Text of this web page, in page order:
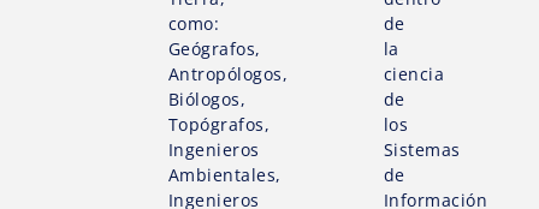
como:
Geógrafos,
Antropólogos,
Biólogos,
Topógrafos,
Ingenieros
Ambientales,
Ingenieros
de
la
ciencia
de
los
Sistemas
de
Información